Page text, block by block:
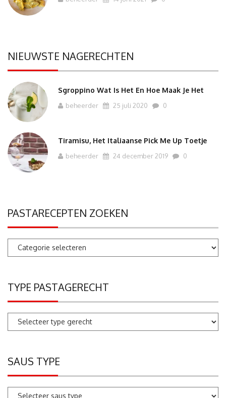
NIEUWSTE NAGERECHTEN
Sgroppino Wat Is Het En Hoe Maak Je Het
beheerder 25 juli 2020 0
Tiramisu, Het Italiaanse Pick Me Up Toetje
beheerder 24 december 2019 0
PASTARECEPTEN ZOEKEN
Pastarecepten
TYPE PASTAGERECHT
SAUS TYPE